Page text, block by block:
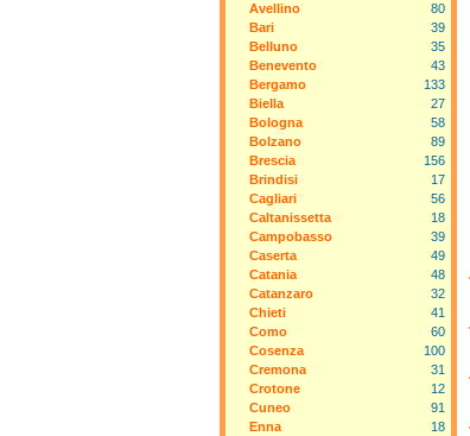
Avellino
80
Bari
39
Belluno
35
Benevento
43
Bergamo
133
Biella
27
Bologna
58
Bolzano
89
Brescia
156
Brindisi
17
Cagliari
56
Caltanissetta
18
Campobasso
39
Caserta
49
Catania
48
Catanzaro
32
Chieti
41
Como
60
Cosenza
100
Cremona
31
Crotone
12
Cuneo
91
Enna
18